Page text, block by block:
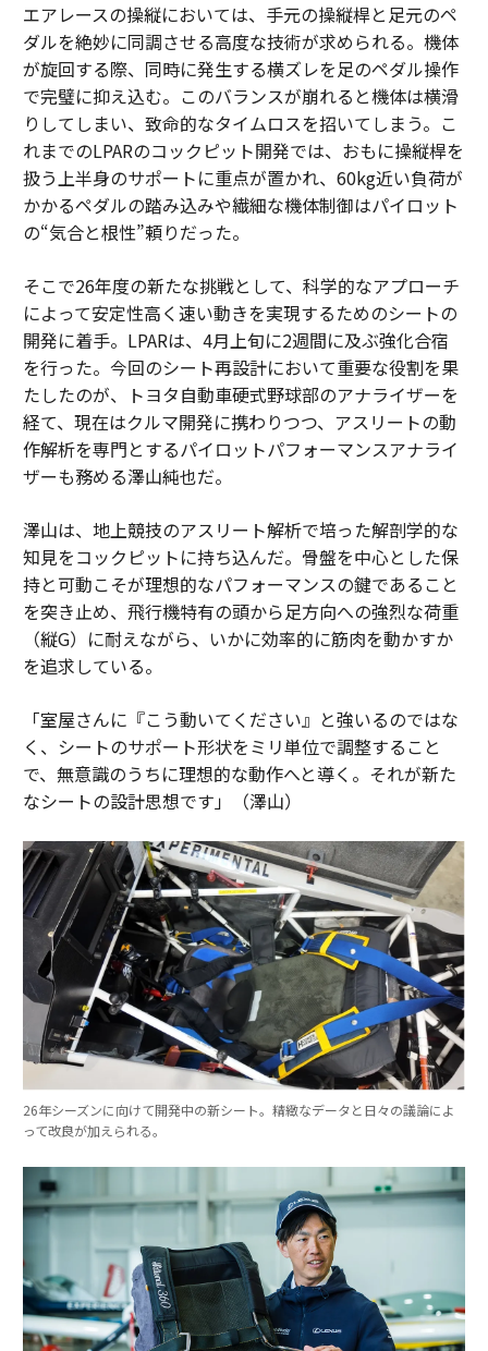
エアレースの操縦においては、手元の操縦桿と足元のペ
ダルを絶妙に同調させる高度な技術が求められる。機体
が旋回する際、同時に発生する横ズレを足のペダル操作
で完璧に抑え込む。このバランスが崩れると機体は横滑
りしてしまい、致命的なタイムロスを招いてしまう。こ
れまでのLPARのコックピット開発では、おもに操縦桿を
扱う上半身のサポートに重点が置かれ、60kg近い負荷が
かかるペダルの踏み込みや繊細な機体制御はパイロット
の“気合と根性”頼りだった。
そこで26年度の新たな挑戦として、科学的なアプローチ
によって安定性高く速い動きを実現するためのシートの
開発に着手。LPARは、4月上旬に2週間に及ぶ強化合宿
を行った。今回のシート再設計において重要な役割を果
たしたのが、トヨタ自動車硬式野球部のアナライザーを
経て、現在はクルマ開発に携わりつつ、アスリートの動
作解析を専門とするパイロットパフォーマンスアナライ
ザーも務める澤山純也だ。
澤山は、地上競技のアスリート解析で培った解剖学的な
知見をコックピットに持ち込んだ。骨盤を中心とした保
持と可動こそが理想的なパフォーマンスの鍵であること
を突き止め、飛行機特有の頭から足方向への強烈な荷重
（縦G）に耐えながら、いかに効率的に筋肉を動かすか
を追求している。
「室屋さんに『こう動いてください』と強いるのではな
く、シートのサポート形状をミリ単位で調整すること
で、無意識のうちに理想的な動作へと導く。それが新た
なシートの設計思想です」（澤山）
26年シーズンに向けて開発中の新シート。精緻なデータと日々の議論によ
って改良が加えられる。